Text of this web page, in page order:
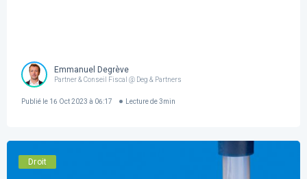
Emmanuel Degrève
Partner & Conseil Fiscal @ Deg & Partners
Publié le 16 Oct 2023 à 06:17 Lecture de 3min
Droit